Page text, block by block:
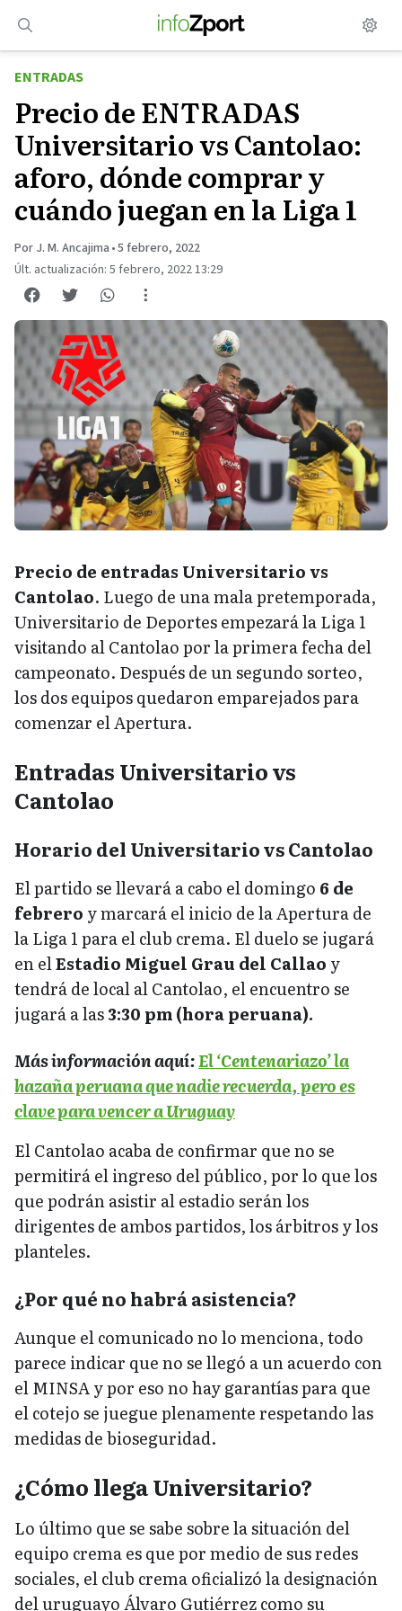
contenido
ENTRADAS
Precio de ENTRADAS
Universitario vs Cantolao:
aforo, dónde comprar y
cuándo juegan en la Liga 1
Por J. M. Ancajima •5 febrero, 2022
Últ. actualización: 5 febrero, 2022 13:29
Precio de entradas Universitario vs
Cantolao. Luego de una mala pretemporada,
Universitario de Deportes empezará la Liga 1
visitando al Cantolao por la primera fecha del
campeonato. Después de un segundo sorteo,
los dos equipos quedaron emparejados para
comenzar el Apertura.
Entradas Universitario vs
Cantolao
Horario del Universitario vs Cantolao
El partido se llevará a cabo el domingo 6 de
febrero y marcará el inicio de la Apertura de
la Liga 1 para el club crema. El duelo se jugará
en elEstadio Miguel Grau del Callao y
tendrá de local al Cantolao, el encuentro se
jugará a las3:30 pm (hora peruana).
Más información aquí:El ‘Centenariazo’ la
hazaña peruana que nadie recuerda, pero es
clave para vencer a Uruguay
El Cantolao acaba de confirmar que no se
permitirá el ingreso del público, por lo que los
que podrán asistir al estadio serán los
dirigentes de ambos partidos, los árbitros y los
planteles.
¿Por qué no habrá asistencia?
Aunque el comunicado no lo menciona, todo
parece indicar que no se llegó a un acuerdo con
el MINSA y por eso no hay garantías para que
el cotejo se juegue plenamente respetando las
medidas de bioseguridad.
¿Cómo llega Universitario?
Lo último que se sabe sobre la situación del
equipo crema es que por medio de sus redes
sociales, el club crema oficializó la designación
del uruguayo Álvaro Gutiérrez como su